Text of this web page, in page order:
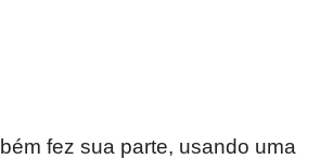
fez sua parte, usando uma